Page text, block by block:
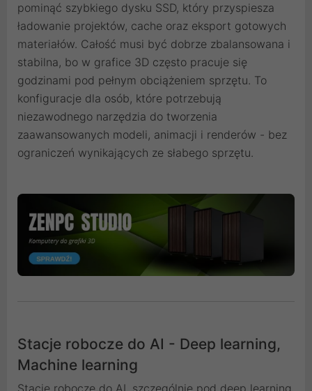
pominąć szybkiego dysku SSD, który przyspiesza
ładowanie projektów, cache oraz eksport gotowych
materiałów. Całość musi być dobrze zbalansowana i
stabilna, bo w grafice 3D często pracuje się
godzinami pod pełnym obciążeniem sprzętu. To
konfiguracje dla osób, które potrzebują
niezawodnego narzędzia do tworzenia
zaawansowanych modeli, animacji i renderów - bez
ograniczeń wynikających ze słabego sprzętu.
Stacje robocze do AI - Deep learning,
Machine learning
Stacje robocze do AI, szczególnie pod deep learning